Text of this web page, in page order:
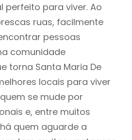
perfeito para viver. Ao
ruas, facilmente
pessoas
comunidade
torna Santa Maria De
locais para viver
se mude por
e, entre muitos
quem aguarde a